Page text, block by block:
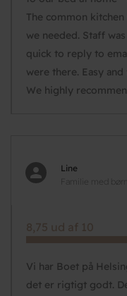
The common kitchen
we needed. Staff
quick to reply to
were there. Easy
We highly
Line
Familie med
8,75 ud af 10
Vi har Boet på
det er rigtigt godt.